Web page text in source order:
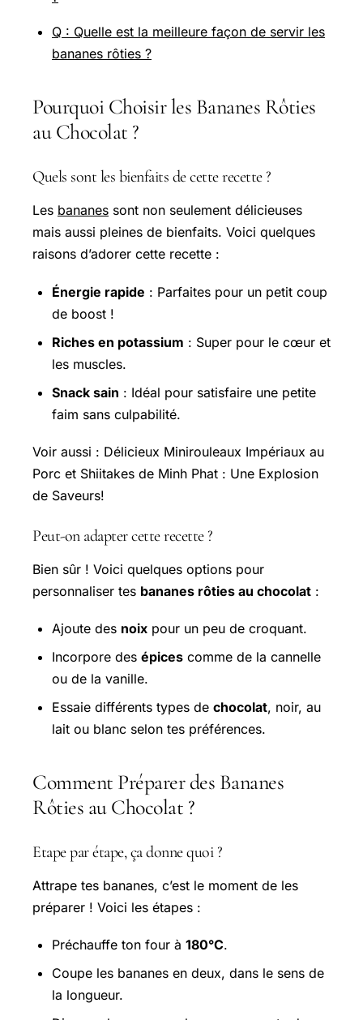
Q : Quelle est la meilleure façon de servir les
bananes rôties ?
Pourquoi Choisir les Bananes Rôties
au Chocolat ?
Quels sont les bienfaits de cette recette ?
Les bananes sont non seulement délicieuses
mais aussi pleines de bienfaits. Voici quelques
raisons d’adorer cette recette :
Énergie rapide : Parfaites pour un petit coup
de boost !
Riches en potassium : Super pour le cœur et
les muscles.
Snack sain : Idéal pour satisfaire une petite
faim sans culpabilité.
Voir aussi : Délicieux Minirouleaux Impériaux au
Porc et Shiitakes de Minh Phat : Une Explosion
de Saveurs!
Peut-on adapter cette recette ?
Bien sûr ! Voici quelques options pour
personnaliser tes bananes rôties au chocolat :
Ajoute des noix pour un peu de croquant.
Incorpore des épices comme de la cannelle
ou de la vanille.
Essaie différents types de chocolat, noir, au
lait ou blanc selon tes préférences.
Comment Préparer des Bananes
Rôties au Chocolat ?
Etape par étape, ça donne quoi ?
Attrape tes bananes, c’est le moment de les
préparer ! Voici les étapes :
Préchauffe ton four à 180°C.
Coupe les bananes en deux, dans le sens de
la longueur.